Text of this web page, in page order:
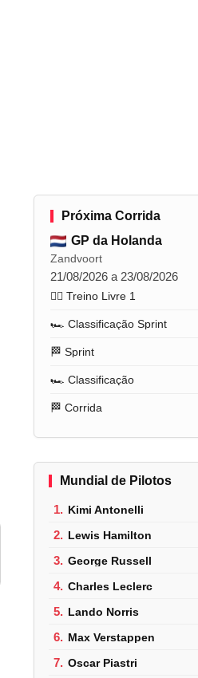
Próxima Corrida
GP da Holanda
Zandvoort
21/08/2026 a 23/08/2026
🏋️‍♂️ Treino Livre 1
🏎️ Classificação Sprint
🏁 Sprint
🏎️ Classificação
🏁 Corrida
Mundial de Pilotos
1. Kimi Antonelli
2. Lewis Hamilton
3. George Russell
4. Charles Leclerc
5. Lando Norris
6. Max Verstappen
7. Oscar Piastri